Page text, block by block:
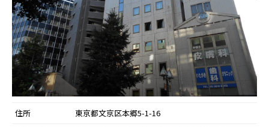
住所
東京都文京区本郷5-1-16